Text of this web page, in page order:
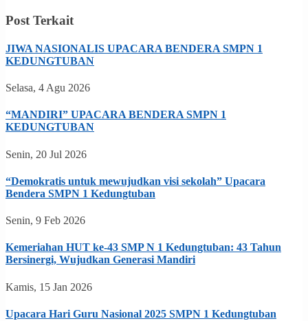
Post Terkait
JIWA NASIONALIS UPACARA BENDERA SMPN 1
KEDUNGTUBAN
Selasa, 4 Agu 2026
“MANDIRI” UPACARA BENDERA SMPN 1
KEDUNGTUBAN
Senin, 20 Jul 2026
“Demokratis untuk mewujudkan visi sekolah” Upacara
Bendera SMPN 1 Kedungtuban
Senin, 9 Feb 2026
Kemeriahan HUT ke-43 SMP N 1 Kedungtuban: 43 Tahun
Bersinergi, Wujudkan Generasi Mandiri
Kamis, 15 Jan 2026
Upacara Hari Guru Nasional 2025 SMPN 1 Kedungtuban